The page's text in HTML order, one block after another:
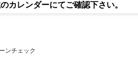
カレンダーにてご確認下さい。
ンチェック